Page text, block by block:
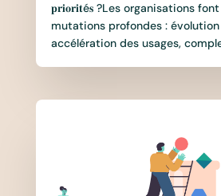
𝐩𝐫𝐢𝐨𝐫𝐢𝐭é𝐬 ?Les organisations
mutations profondes :
accélération des usages,